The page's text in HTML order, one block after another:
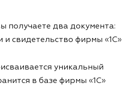
получаете два документа:
и свидетельство фирмы «1С»
уникальный
в базе фирмы «1С»